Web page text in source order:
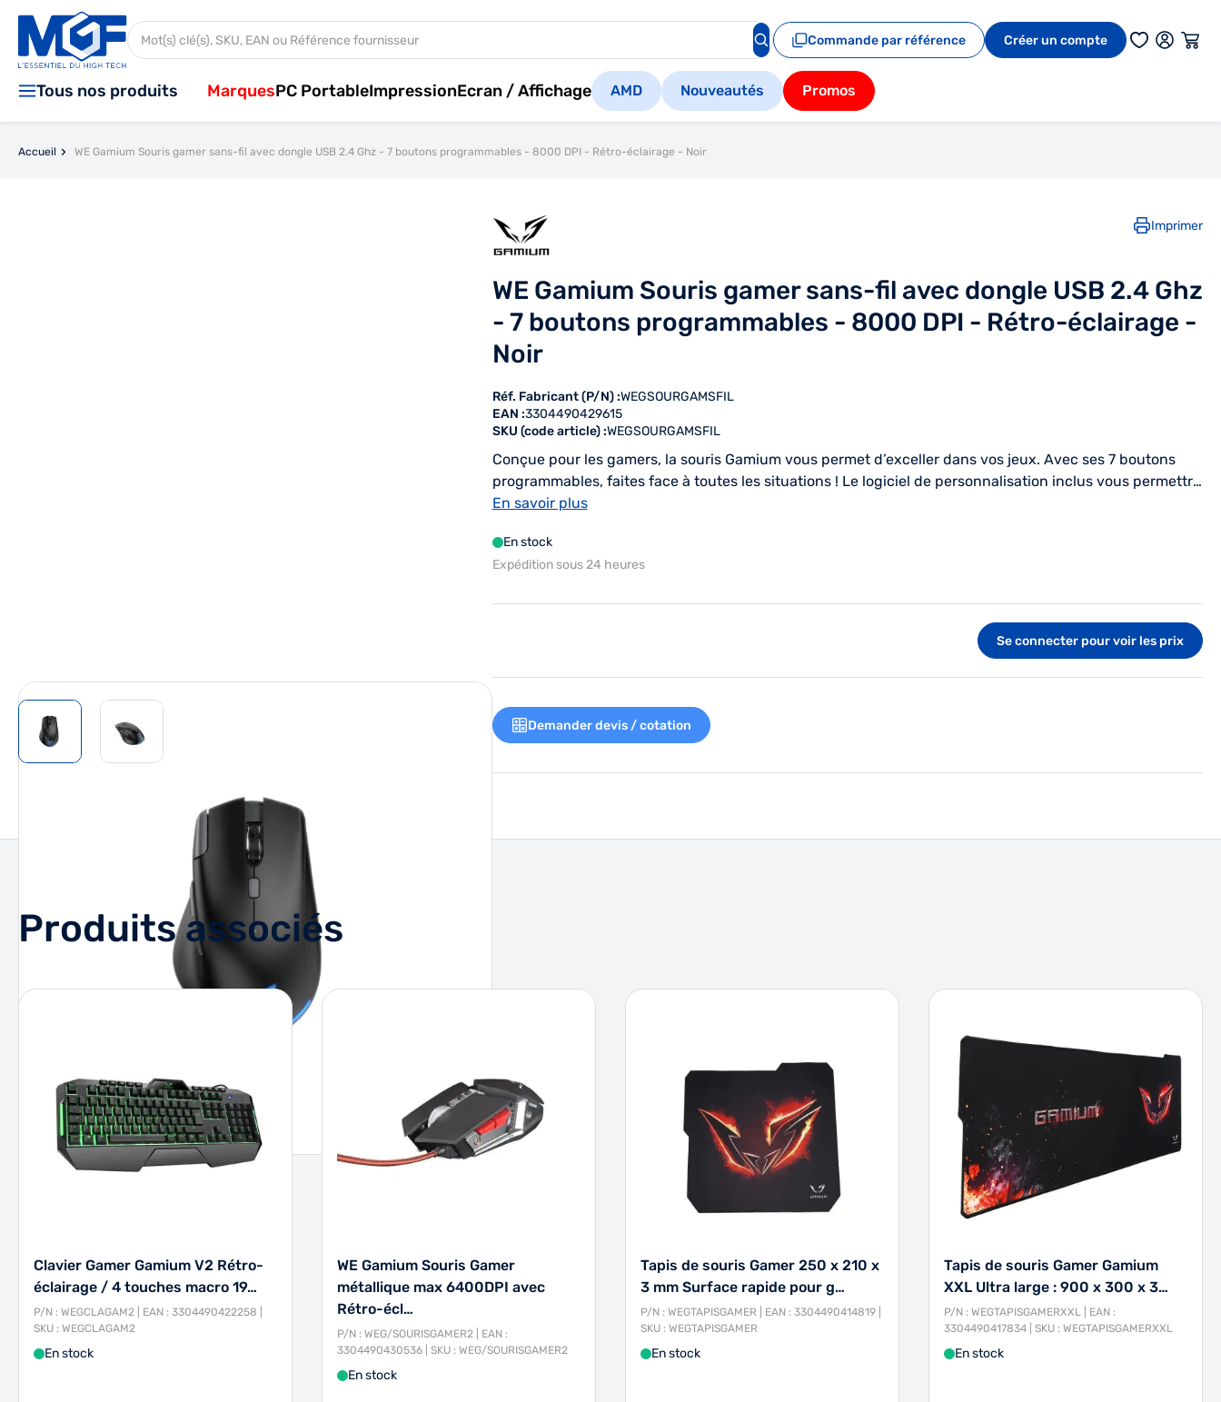
Aller au contenu
Rechercher dans tout le magasin...
Commande par référence Créer un compte
Tous nos produits MarquesPC PortableImpressionEcran / Affichage AMD Nouveautés Promos
Accueil WE Gamium Souris gamer sans-fil avec dongle USB 2.4 Ghz - 7 boutons programmables - 8000 DPI - Rétro-éclairage - Noir
View larger imageView larger image
Imprimer
WE Gamium Souris gamer sans-fil avec dongle USB 2.4 Ghz
- 7 boutons programmables - 8000 DPI - Rétro-éclairage -
Noir
Réf. Fabricant (P/N) :WEGSOURGAMSFIL
EAN :3304490429615
SKU (code article) :WEGSOURGAMSFIL
Conçue pour les gamers, la souris Gamium vous permet d’exceller dans vos jeux. Avec ses 7 boutons
programmables, faites face à toutes les situations ! Le logiciel de personnalisation inclus vous permettra
En savoir plus
En stock
Expédition sous 24 heures
Se connecter pour voir les prix
Demander devis / cotation
Produits associés
Clavier Gamer Gamium V2 Rétro-
éclairage / 4 touches macro 19…
P/N : WEGCLAGAM2 | EAN : 3304490422258 |
SKU : WEGCLAGAM2
En stock
WE Gamium Souris Gamer
métallique max 6400DPI avec
Rétro-écl…
P/N : WEG/SOURISGAMER2 | EAN :
3304490430536 | SKU : WEG/SOURISGAMER2
En stock
Tapis de souris Gamer 250 x 210 x
3 mm Surface rapide pour g…
P/N : WEGTAPISGAMER | EAN : 3304490414819 |
SKU : WEGTAPISGAMER
En stock
Tapis de souris Gamer Gamium
XXL Ultra large : 900 x 300 x 3…
P/N : WEGTAPISGAMERXXL | EAN :
3304490417834 | SKU : WEGTAPISGAMERXXL
En stock